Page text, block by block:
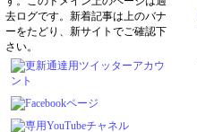
去ログです。新着記事は上のバナ
ーをたどり、新サイトでご確認下
さい。